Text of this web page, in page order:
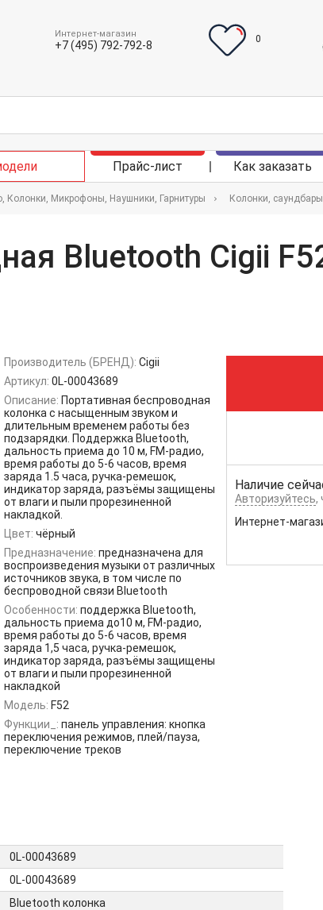
Интернет-магазин
+7 (495) 792-792-8
0
Прайс-лист Как заказать
Колонки, Микрофоны, Наушники, Гарнитуры Колонки, саундбары
Bluetooth Cigii
Производитель (БРЕНД): Cigii
Артикул: 0L-00043689
Описание: Портативная беспроводная
колонка с насыщенным звуком и
длительным временем работы без
подзарядки. Поддержка Bluetooth,
дальность приема до 10 м, FM-радио,
время работы до 5-6 часов, время
заряда 1.5 часа, ручка-ремешок,
индикатор заряда, разъёмы защищены
от влаги и пыли прорезиненной
накладкой.
Цвет: чёрный
Предназначение: предназначена для
воспроизведения музыки от различных
источников звука, в том числе по
беспроводной связи Bluetooth
Особенности: поддержка Bluetooth,
дальность приема до10 м, FM-радио,
время работы до 5-6 часов, время
заряда 1,5 часа, ручка-ремешок,
индикатор заряда, разъёмы защищены
от влаги и пыли прорезиненной
накладкой
Модель: F52
Функции_: панель управления: кнопка
переключения режимов, плей/пауза,
переключение треков
Наличие
Авторизуйтесь,
Интернет-
0L-00043689
0L-00043689
Bluetooth колонка